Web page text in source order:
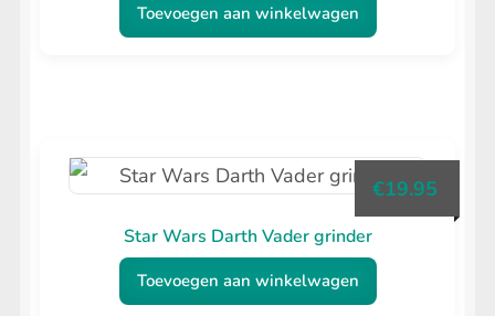
Toevoegen aan winkelwagen
Star Wars Darth Vader grinder
€19.95
Toevoegen aan winkelwagen